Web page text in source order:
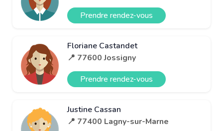
Prendre rendez-vous
Floriane Castandet
📍 77600 Jossigny
Prendre rendez-vous
Justine Cassan
📍 77400 Lagny-sur-Marne